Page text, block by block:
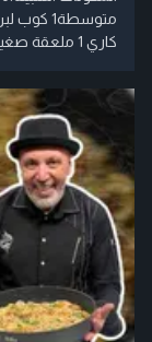
كاري 1 ملعقة صغيرة ثوم مهروس.1 ....